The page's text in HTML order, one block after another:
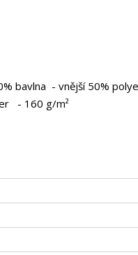
bavlna - vnější 50%
- 160 g/m²